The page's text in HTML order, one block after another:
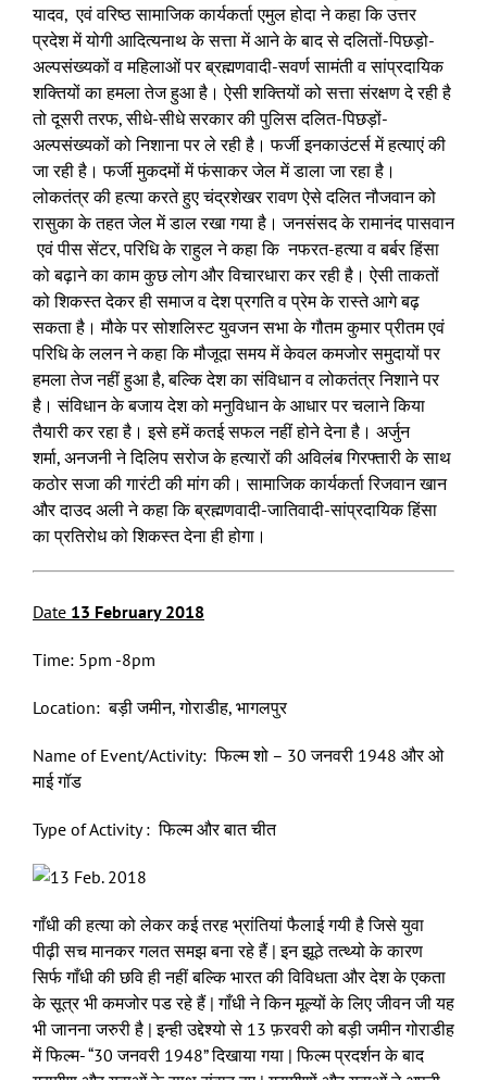
यादव, एवं वरिष्ठ सामाजिक कार्यकर्ता एमुल होदा ने कहा कि उत्तर
प्रदेश में योगी आदित्यनाथ के सत्ता में आने के बाद से दलितों-पिछड़ो-
अल्पसंख्यकों व महिलाओं पर ब्रह्मणवादी-सवर्ण सामंती व सांप्रदायिक
शक्तियों का हमला तेज हुआ है। ऐसी शक्तियों को सत्ता संरक्षण दे रही है
तो दूसरी तरफ, सीधे-सीधे सरकार की पुलिस दलित-पिछड़ों-
अल्पसंख्यकों को निशाना पर ले रही है। फर्जी इनकाउंटर्स में हत्याएं की
जा रही है। फर्जी मुकदमों में फंसाकर जेल में डाला जा रहा है।
लोकतंत्र की हत्या करते हुए चंद्रशेखर रावण ऐसे दलित नौजवान को
रासुका के तहत जेल में डाल रखा गया है। जनसंसद के रामानंद पासवान
एवं पीस सेंटर, परिधि के राहुल ने कहा कि नफरत-हत्या व बर्बर हिंसा
को बढ़ाने का काम कुछ लोग और विचारधारा कर रही है। ऐसी ताकतों
को शिकस्त देकर ही समाज व देश प्रगति व प्रेम के रास्ते आगे बढ़
सकता है। मौके पर सोशलिस्ट युवजन सभा के गौतम कुमार प्रीतम एवं
परिधि के ललन ने कहा कि मौजूदा समय में केवल कमजोर समुदायों पर
हमला तेज नहीं हुआ है, बल्कि देश का संविधान व लोकतंत्र निशाने पर
है। संविधान के बजाय देश को मनुविधान के आधार पर चलाने किया
तैयारी कर रहा है। इसे हमें कतई सफल नहीं होने देना है। अर्जुन
शर्मा, अनजनी ने दिलिप सरोज के हत्यारों की अविलंब गिरफ्तारी के साथ
कठोर सजा की गारंटी की मांग की। सामाजिक कार्यकर्ता रिजवान खान
और दाउद अली ने कहा कि ब्रह्मणवादी-जातिवादी-सांप्रदायिक हिंसा
का प्रतिरोध को शिकस्त देना ही होगा।
Date 13 February 2018
Time: 5pm -8pm
Location: बड़ी जमीन, गोराडीह, भागलपुर
Name of Event/Activity: फिल्म शो – 30 जनवरी 1948 और ओ
माई गॉड
Type of Activity : फिल्म और बात चीत
गाँधी की हत्या को लेकर कई तरह भ्रांतियां फैलाई गयी है जिसे युवा
पीढ़ी सच मानकर गलत समझ बना रहे हैं | इन झूठे तत्थ्यो के कारण
सिर्फ गाँधी की छवि ही नहीं बल्कि भारत की विविधता और देश के एकता
के सूत्र भी कमजोर पड रहे हैं | गाँधी ने किन मूल्यों के लिए जीवन जी यह
भी जानना जरुरी है | इन्ही उद्देश्यो से 13 फ़रवरी को बड़ी जमीन गोराडीह
में फिल्म- “30 जनवरी 1948” दिखाया गया | फिल्म प्रदर्शन के बाद